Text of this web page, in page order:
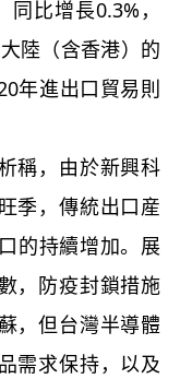
比增長0.3%，
陸（含香港）的
年進出口貿易則
，由於新興科
季，傳統出口産
的持續增加。展
，防疫封鎖措施
，但台灣半導體
需求保持，以及